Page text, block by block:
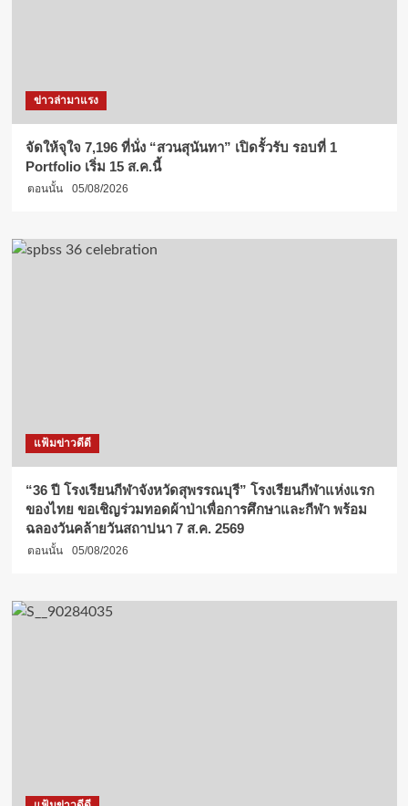
ข่าวล่ามาแรง
จัดให้จุใจ 7,196 ที่นั่ง “สวนสุนันทา” เปิดรั้วรับ รอบที่ 1
Portfolio เริ่ม 15 ส.ค.นี้
ตอนนั้น 05/08/2026
แฟ้มข่าวดีดี
“36 ปี โรงเรียนกีฬาจังหวัดสุพรรณบุรี” โรงเรียนกีฬาแห่งแรก
ของไทย ขอเชิญร่วมทอดผ้าป่าเพื่อการศึกษาและกีฬา พร้อม
ฉลองวันคล้ายวันสถาปนา 7 ส.ค. 2569
ตอนนั้น 05/08/2026